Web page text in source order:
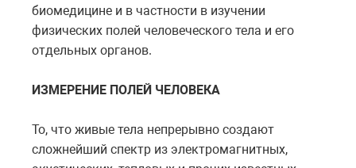
биомедицине и в частности в изучении
физических полей человеческого тела и его
отдельных органов.
ИЗМЕРЕНИЕ ПОЛЕЙ ЧЕЛОВЕКА
То, что живые тела непрерывно создают
сложнейший спектр из электромагнитных,